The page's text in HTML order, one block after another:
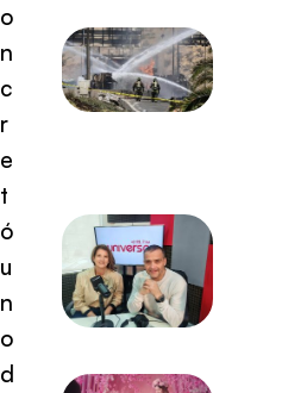
o
n
c
r
e
t
ó
u
n
o
d